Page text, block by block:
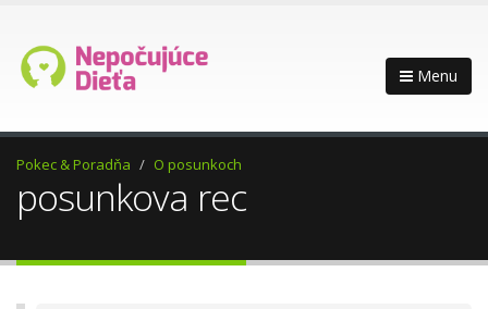
Menu
Pokec & Poradňa O posunkoch
posunkova rec